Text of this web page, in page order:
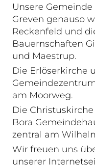
Unsere
Greven genauso
Reckenfeld und
Bauernschaften
und Maestrup.
Die Erlöserkirche
am Moorweg.
Die
Bora
zentral am
Wir freuen uns
unserer